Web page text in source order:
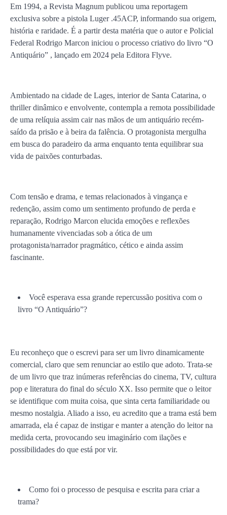
Em 1994, a Revista Magnum publicou uma reportagem
exclusiva sobre a pistola Luger .45ACP, informando sua origem,
história e raridade. É a partir desta matéria que o autor e Policial
Federal Rodrigo Marcon iniciou o processo criativo do livro “O
Antiquário” , lançado em 2024 pela Editora Flyve.
Ambientado na cidade de Lages, interior de Santa Catarina, o
thriller dinâmico e envolvente, contempla a remota possibilidade
de uma relíquia assim cair nas mãos de um antiquário recém-
saído da prisão e à beira da falência. O protagonista mergulha
em busca do paradeiro da arma enquanto tenta equilibrar sua
vida de paixões conturbadas.
Com tensão e drama, e temas relacionados à vingança e
redenção, assim como um sentimento profundo de perda e
reparação, Rodrigo Marcon elucida emoções e reflexões
humanamente vivenciadas sob a ótica de um
protagonista/narrador pragmático, cético e ainda assim
fascinante.
Você esperava essa grande repercussão positiva com o
livro “O Antiquário”?
Eu reconheço que o escrevi para ser um livro dinamicamente
comercial, claro que sem renunciar ao estilo que adoto. Trata-se
de um livro que traz inúmeras referências do cinema, TV, cultura
pop e literatura do final do século XX. Isso permite que o leitor
se identifique com muita coisa, que sinta certa familiaridade ou
mesmo nostalgia. Aliado a isso, eu acredito que a trama está bem
amarrada, ela é capaz de instigar e manter a atenção do leitor na
medida certa, provocando seu imaginário com ilações e
possibilidades do que está por vir.
Como foi o processo de pesquisa e escrita para criar a
trama?